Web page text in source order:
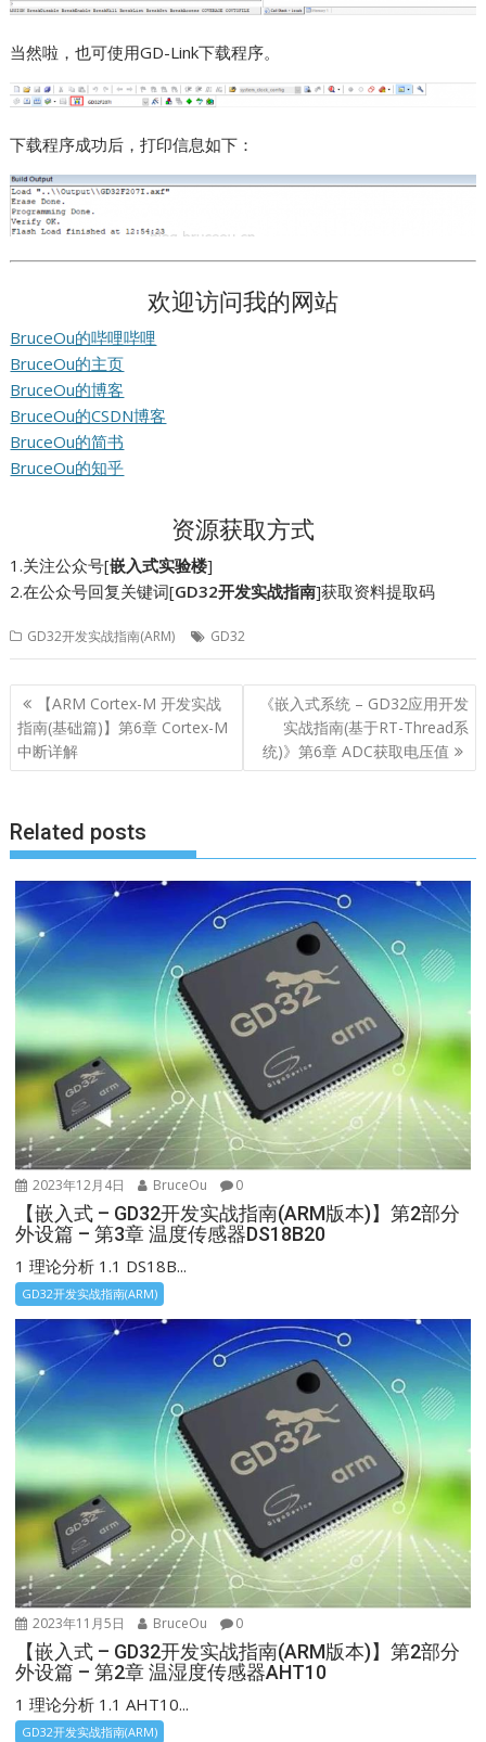
当然啦，也可使用GD-Link下载程序。
下载程序成功后，打印信息如下：
欢迎访问我的网站
BruceOu的哔哩哔哩
BruceOu的主页
BruceOu的博客
BruceOu的CSDN博客
BruceOu的简书
BruceOu的知乎
资源获取方式
1.关注公众号[嵌入式实验楼]
2.在公众号回复关键词[GD32开发实战指南]获取资料提取码
GD32开发实战指南(ARM) GD32
文
章
导
【ARM Cortex-M 开发实战
指南(基础篇)】第6章 Cortex-M
中断详解
《嵌入式系统 – GD32应用开发
实战指南(基于RT-Thread系
统)》第6章 ADC获取电压值
Related posts
2023年12月4日 BruceOu 0
【嵌入式 – GD32开发实战指南(ARM版本)】第2部分
外设篇 – 第3章 温度传感器DS18B20
1 理论分析 1.1 DS18B...
GD32开发实战指南(ARM)
2023年11月5日 BruceOu 0
【嵌入式 – GD32开发实战指南(ARM版本)】第2部分
外设篇 – 第2章 温湿度传感器AHT10
1 理论分析 1.1 AHT10...
GD32开发实战指南(ARM)